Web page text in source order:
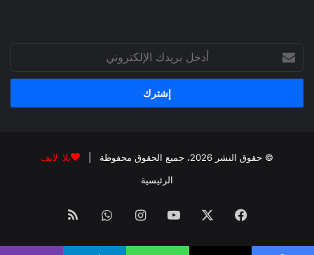
أدخل
بريدك
الإلكتروني
© حقوق النشر 2026، جميع الحقوق محفوظة | يلا لايف
الرئيسية
فيسبوك ‫YouTubeانستقرامواتساب
الموقع